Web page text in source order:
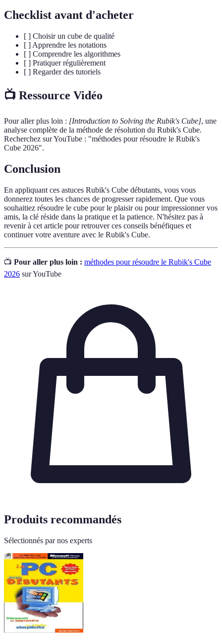
Checklist avant d'acheter
[ ] Choisir un cube de qualité
[ ] Apprendre les notations
[ ] Comprendre les algorithmes
[ ] Pratiquer régulièrement
[ ] Regarder des tutoriels
📺 Ressource Vidéo
Pour aller plus loin : [Introduction to Solving the Rubik's Cube], une
analyse complète de la méthode de résolution du Rubik's Cube.
Recherchez sur YouTube : "méthodes pour résoudre le Rubik's
Cube 2026".
Conclusion
En appliquant ces astuces Rubik's Cube débutants, vous vous
donnerez toutes les chances de progresser rapidement. Que vous
souhaitiez résoudre le cube pour le plaisir ou pour impressionner vos
amis, la clé réside dans la pratique et la patience. N'hésitez pas à
revenir à cet article pour retrouver ces conseils bénéfiques et
continuer votre aventure avec le Rubik's Cube.
📺 Pour aller plus loin : méthodes pour résoudre le Rubik's Cube
2026 sur YouTube
Produits recommandés
Sélectionnés par nos experts